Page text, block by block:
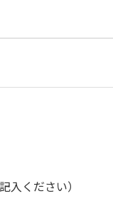
入ください）